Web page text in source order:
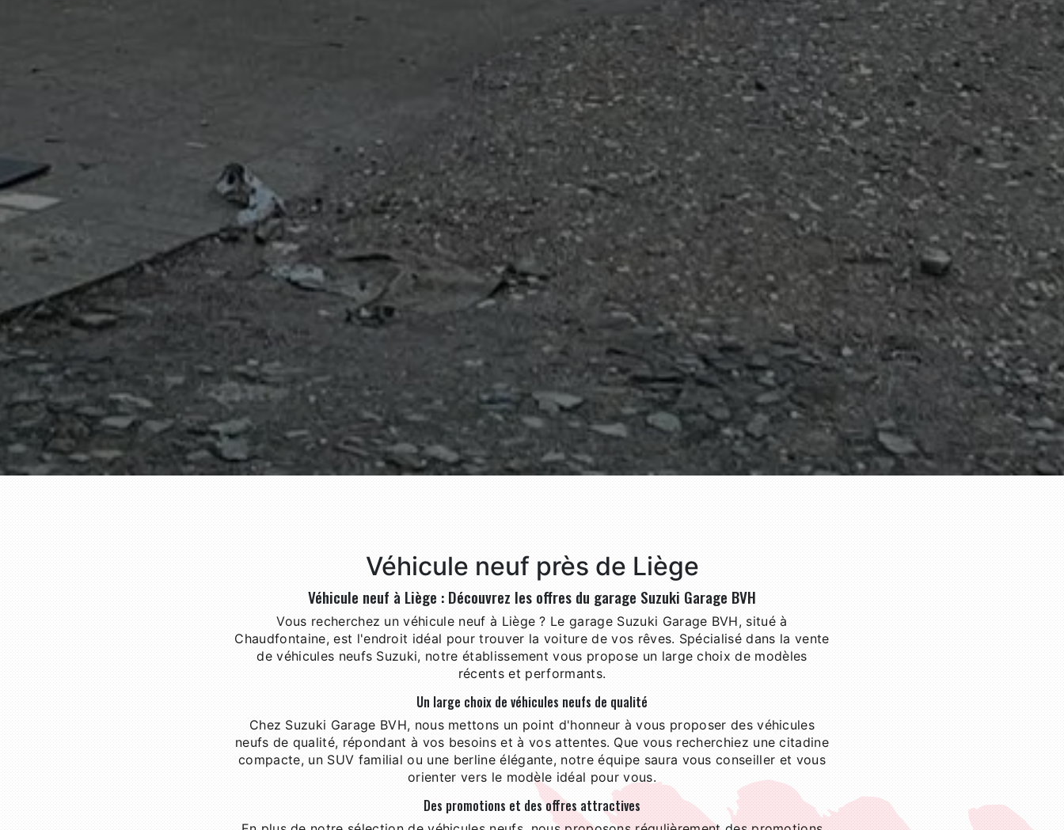
Véhicule neuf près de Liège
Véhicule neuf à Liège : Découvrez les offres du garage Suzuki Garage BVH
Vous recherchez un véhicule neuf à Liège ? Le garage Suzuki Garage BVH, situé à
Chaudfontaine, est l'endroit idéal pour trouver la voiture de vos rêves. Spécialisé dans la vente
de véhicules neufs Suzuki, notre établissement vous propose un large choix de modèles
récents et performants.
Un large choix de véhicules neufs de qualité
Chez Suzuki Garage BVH, nous mettons un point d'honneur à vous proposer des véhicules
neufs de qualité, répondant à vos besoins et à vos attentes. Que vous recherchiez une citadine
compacte, un SUV familial ou une berline élégante, notre équipe saura vous conseiller et vous
orienter vers le modèle idéal pour vous.
Des promotions et des offres attractives